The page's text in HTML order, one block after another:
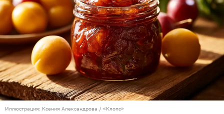
Иллюстрация: Ксения Александрова / «Клопс»